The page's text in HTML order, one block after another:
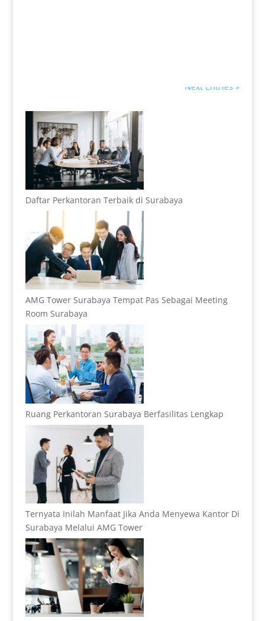
Next Entries »
Daftar Perkantoran Terbaik di Surabaya
AMG Tower Surabaya Tempat Pas Sebagai Meeting
Room Surabaya
Ruang Perkantoran Surabaya Berfasilitas Lengkap
Ternyata Inilah Manfaat Jika Anda Menyewa Kantor Di
Surabaya Melalui AMG Tower